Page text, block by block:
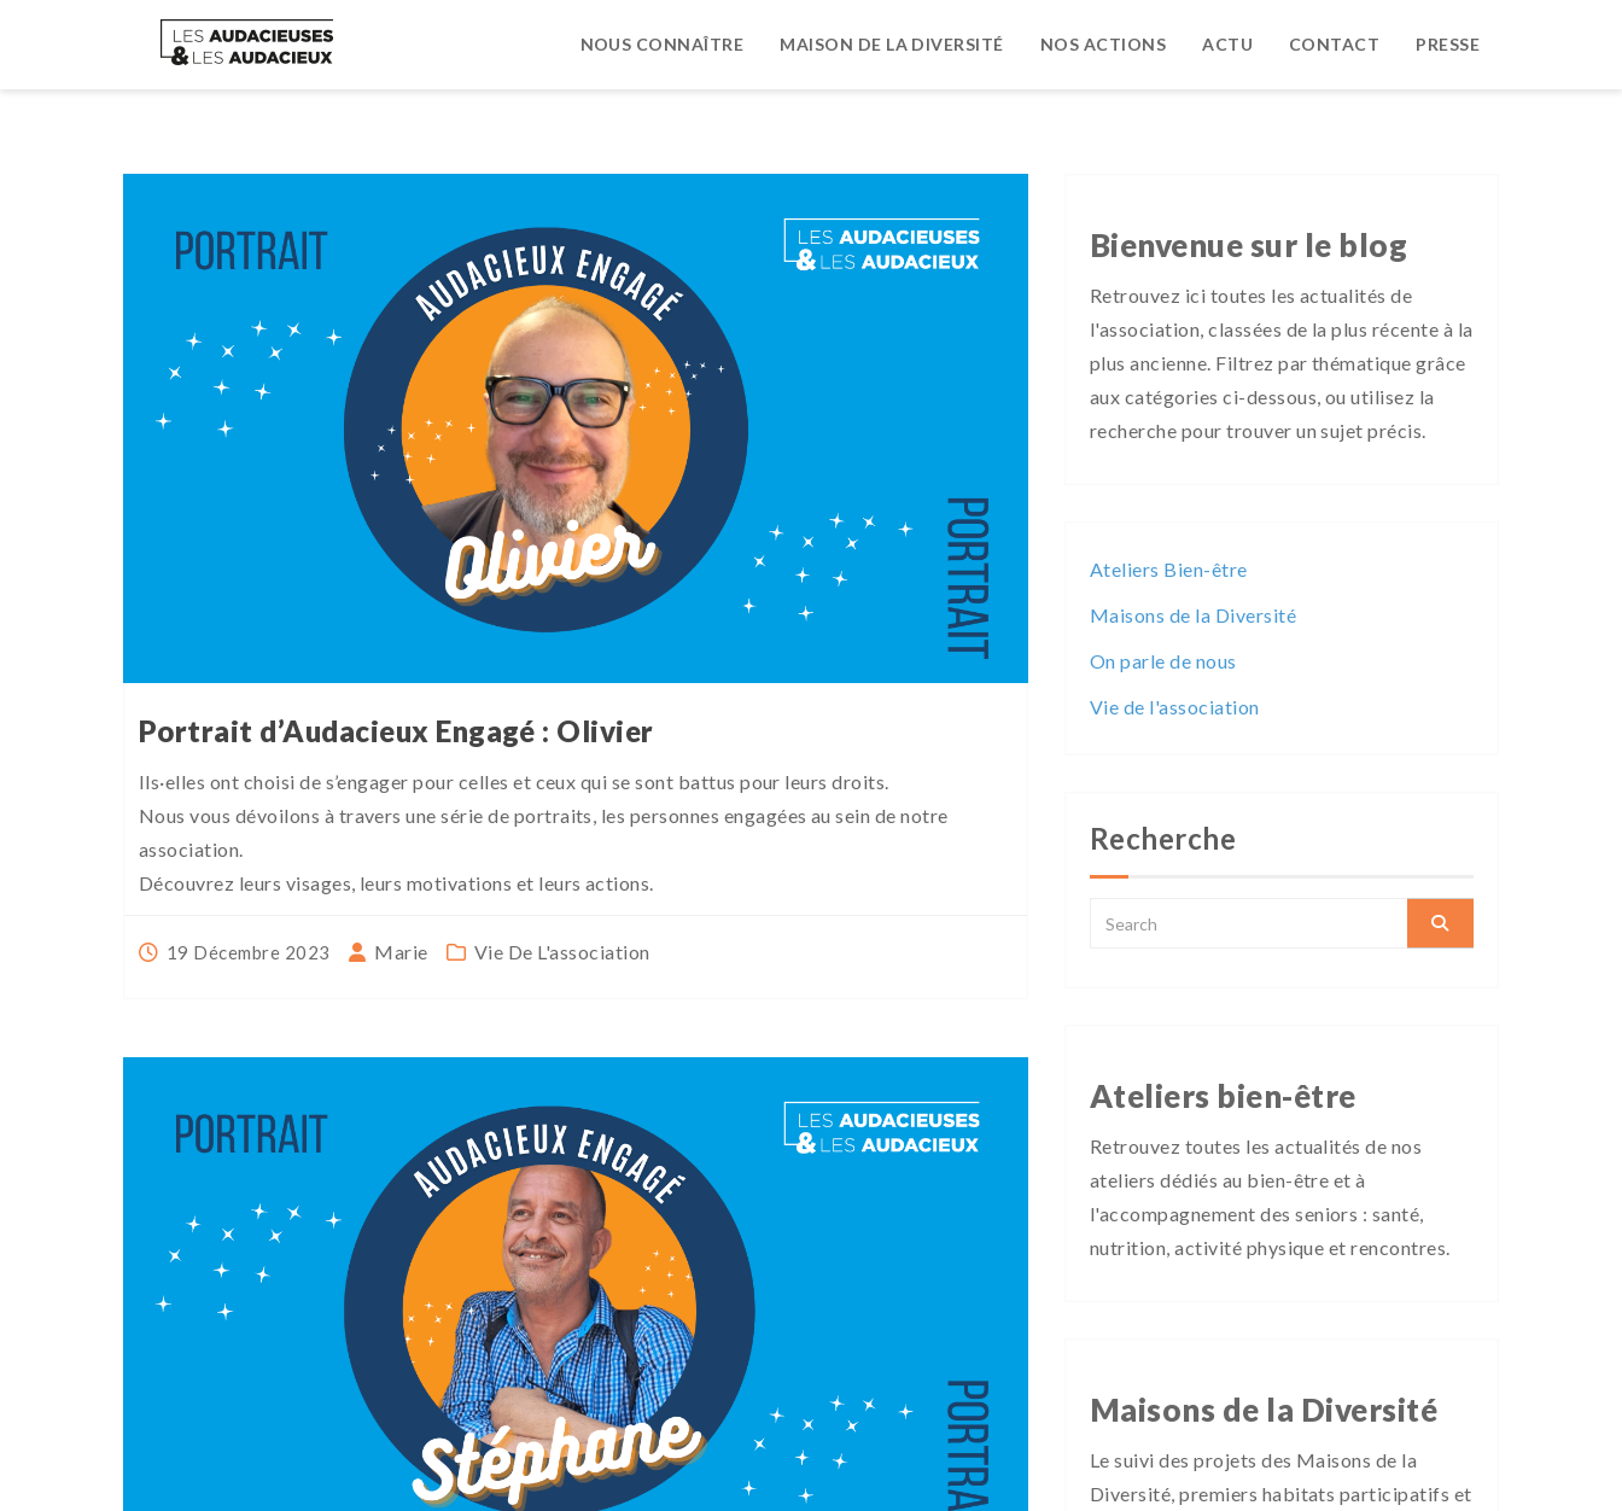
NOUS CONNAÎTRE MAISON DE LA DIVERSITÉ NOS ACTIONS ACTU CONTACT PRESSE
Portrait d’Audacieux Engagé : Olivier
Ils·elles ont choisi de s’engager pour celles et ceux qui se sont battus pour leurs droits.
Nous vous dévoilons à travers une série de portraits, les personnes engagées au sein de notre
association.
Découvrez leurs visages, leurs motivations et leurs actions.
19 Décembre 2023 Marie Vie De L'association
Bienvenue sur le blog
Retrouvez ici toutes les actualités de
l'association, classées de la plus récente à la
plus ancienne. Filtrez par thématique grâce
aux catégories ci-dessous, ou utilisez la
recherche pour trouver un sujet précis.
Ateliers Bien-être
Maisons de la Diversité
On parle de nous
Vie de l'association
Recherche
Ateliers bien-être
Retrouvez toutes les actualités de nos
ateliers dédiés au bien-être et à
l'accompagnement des seniors : santé,
nutrition, activité physique et rencontres.
Maisons de la Diversité
Le suivi des projets des Maisons de la
Diversité, premiers habitats participatifs et